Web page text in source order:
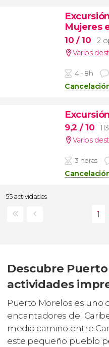
Mujeres
10 / 10
2
Varios
4 - 8h
9,2 / 10
Varios
3 horas
55 actividades
Descubre
actividades
Puerto Morelos es uno
encantadores del
medio camino entre
este pequeño pueblo